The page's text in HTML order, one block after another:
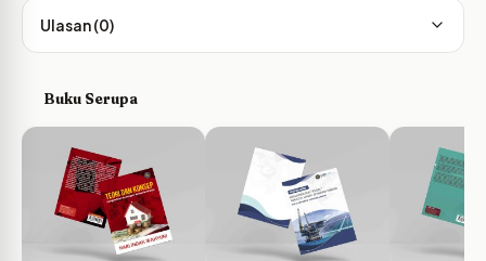
Ulasan (0)
Buku Serupa